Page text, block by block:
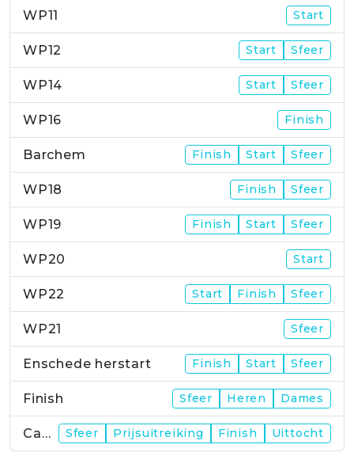
WP11 Start
WP12 Start Sfeer
WP14 Start Sfeer
WP16 Finish
Barchem Finish Start Sfeer
WP18 Finish Sfeer
WP19 Finish Start Sfeer
WP20 Start
WP22 Start Finish Sfeer
WP21 Sfeer
Enschede herstart Finish Start Sfeer
Finish Sfeer Heren Dames
Campus Sfeer Prijsuitreiking Finish Uittocht